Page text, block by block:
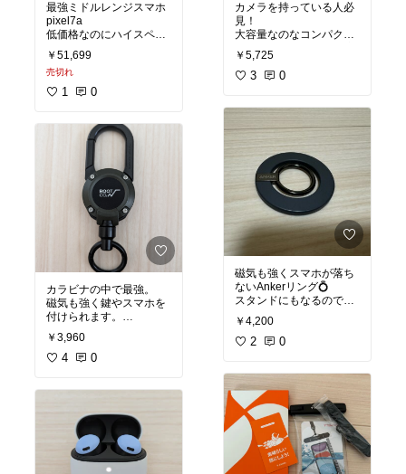
最強ミドルレンジスマホ
pixel7a
低価格なのにハイスペッ
ク！
Androidユーザー必見で
す。
ナル写真 #スマホアクセ
￥51,699
売切れ
1 0
カラビナの中で最強。
磁気も強く鍵やスマホを
付けられます。
#ルートコー
ル写真 #カラビナ
￥3,960
4 0
カメラを持っている人必
見！
大容量なのなコンパクト
タウンユース使いも最適
なカメラスリングバッグ
です👜
オリジナル写真 #カメラ
バッグ
￥5,725
3 0
磁気も強くスマホが落ち
ないAnkerリング💍
スタンドにもなるので便
利！
#Anker #リング
ホアクセサリー
￥4,200
2 0